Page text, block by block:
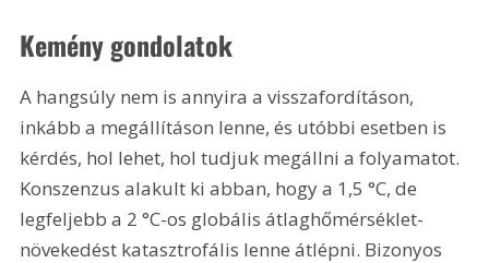
Kemény gondolatok
A hangsúly nem is annyira a visszafordításon,
inkább a megállításon lenne, és utóbbi esetben is
kérdés, hol lehet, hol tudjuk megállni a folyamatot.
Konszenzus alakult ki abban, hogy a 1,5 °C, de
legfeljebb a 2 °C-os globális átlaghőmérséklet-
növekedést katasztrofális lenne átlépni. Bizonyos